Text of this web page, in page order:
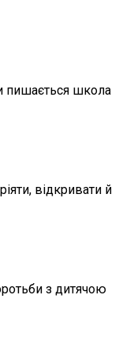
пишається школа
відкривати й
з дитячою